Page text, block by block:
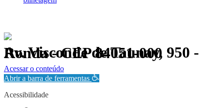
Av. Visconde de Taunay, 950 - Ronda - CEP 84051-000
Política de Privacidade.
Acessar o conteúdo
Abrir a barra de ferramentas
Acessibilidade